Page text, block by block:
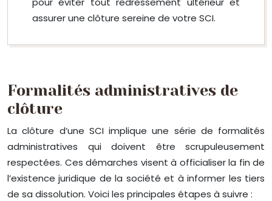
assurer une clôture sereine de votre SCI.
Formalités administratives de
clôture
La clôture d’une SCI implique une série de formalités
administratives qui doivent être scrupuleusement
respectées. Ces démarches visent à officialiser la fin de
l’existence juridique de la société et à informer les tiers
de sa dissolution. Voici les principales étapes à suivre :